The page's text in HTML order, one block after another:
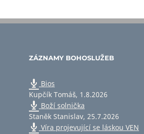
ZÁZNAMY BOHOSLUŽEB
Bios
Kupčík Tomáš, 1.8.2026
Boží solnička
Staněk Stanislav, 25.7.2026
Víra projevující se láskou VEN